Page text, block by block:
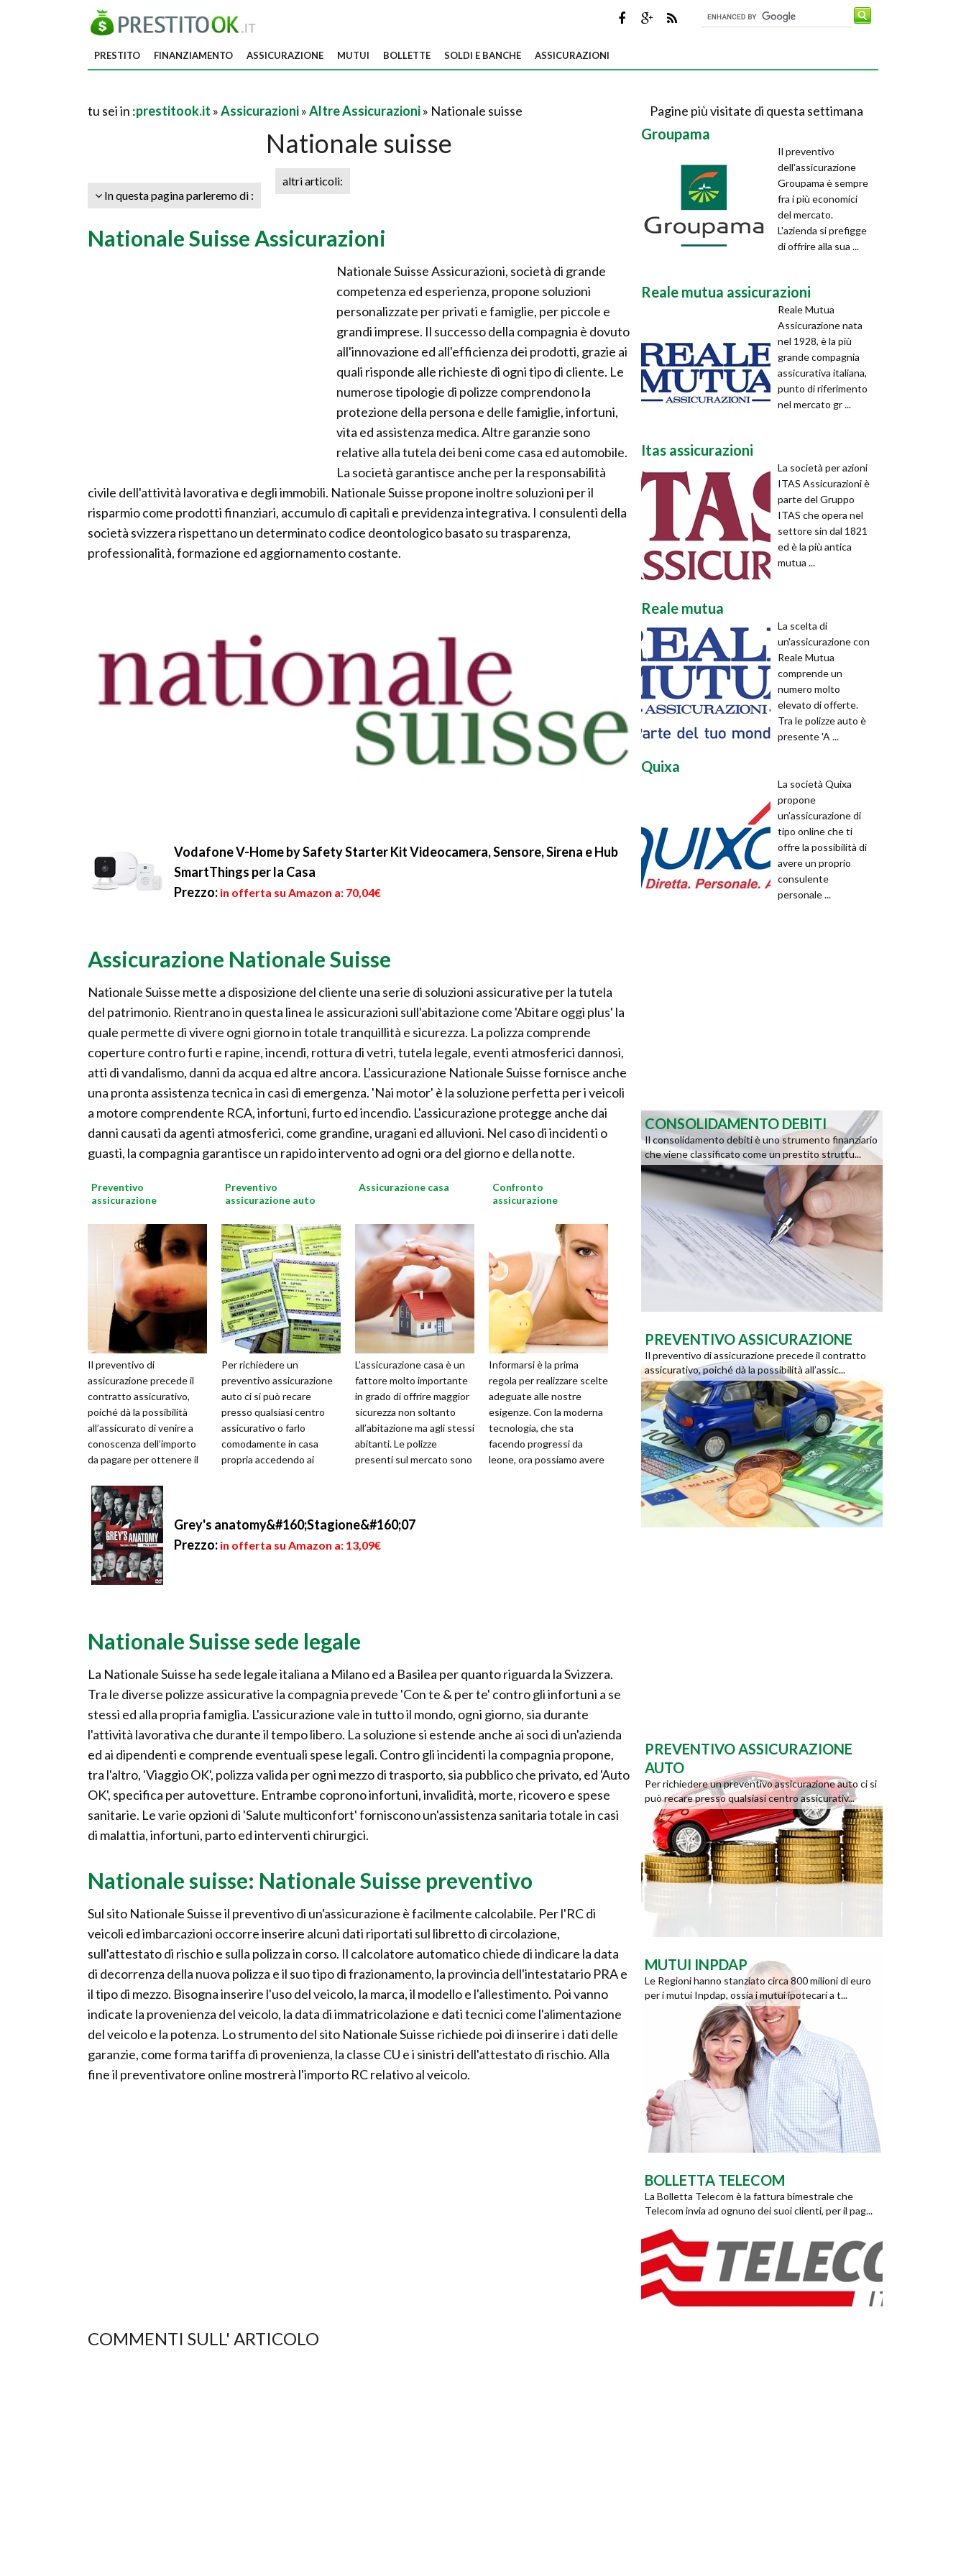
PRESTITO FINANZIAMENTO ASSICURAZIONE MUTUI BOLLETTE SOLDI E BANCHE ASSICURAZIONI
tu sei in :prestitook.it »Assicurazioni»Altre Assicurazioni» Nationale suisse
Nationale suisse
In questa pagina parleremo di :
altri articoli:
Nationale Suisse Assicurazioni
Nationale Suisse Assicurazioni, società di grande
competenza ed esperienza, propone soluzioni
personalizzate per privati e famiglie, per piccole e
grandi imprese. Il successo della compagnia è dovuto
all'innovazione ed all'efficienza dei prodotti, grazie ai
quali risponde alle richieste di ogni tipo di cliente. Le
numerose tipologie di polizze comprendono la
protezione della persona e delle famiglie, infortuni,
vita ed assistenza medica. Altre garanzie sono
relative alla tutela dei beni come casa ed automobile.
La società garantisce anche per la responsabilità
civile dell'attività lavorativa e degli immobili. Nationale Suisse propone inoltre soluzioni per il
risparmio come prodotti finanziari, accumulo di capitali e previdenza integrativa. I consulenti della
società svizzera rispettano un determinato codice deontologico basato su trasparenza,
professionalità, formazione ed aggiornamento costante.
Vodafone V-Home by Safety Starter Kit Videocamera, Sensore, Sirena e Hub
SmartThings per la Casa
Prezzo: in offerta su Amazon a: 70,04€
Assicurazione Nationale Suisse
Nationale Suisse mette a disposizione del cliente una serie di soluzioni assicurative per la tutela
del patrimonio. Rientrano in questa linea le assicurazioni sull'abitazione come 'Abitare oggi plus' la
quale permette di vivere ogni giorno in totale tranquillità e sicurezza. La polizza comprende
coperture contro furti e rapine, incendi, rottura di vetri, tutela legale, eventi atmosferici dannosi,
atti di vandalismo, danni da acqua ed altre ancora. L'assicurazione Nationale Suisse fornisce anche
una pronta assistenza tecnica in casi di emergenza. 'Nai motor' è la soluzione perfetta per i veicoli
a motore comprendente RCA, infortuni, furto ed incendio. L'assicurazione protegge anche dai
danni causati da agenti atmosferici, come grandine, uragani ed alluvioni. Nel caso di incidenti o
guasti, la compagnia garantisce un rapido intervento ad ogni ora del giorno e della notte.
Preventivo
assicurazione
Il preventivo di
assicurazione precede il
contratto assicurativo,
poiché dà la possibilità
all’assicurato di venire a
conoscenza dell’importo
da pagare per ottenere il
richiesto....
Preventivo
assicurazione auto
Per richiedere un
preventivo assicurazione
auto ci si può recare
presso qualsiasi centro
assicurativo o farlo
comodamente in casa
propria accedendo ai
Assicurazione casa
L’assicurazione casa è un
fattore molto importante
in grado di offrire maggior
sicurezza non soltanto
all’abitazione ma agli stessi
abitanti. Le polizze
presenti sul mercato sono
Confronto
assicurazione
Informarsi è la prima
regola per realizzare scelte
adeguate alle nostre
esigenze. Con la moderna
tecnologia, che sta
facendo progressi da
leone, ora possiamo avere
Grey's anatomy&#160;Stagione&#160;07
Prezzo: in offerta su Amazon a: 13,09€
Nationale Suisse sede legale
La Nationale Suisse ha sede legale italiana a Milano ed a Basilea per quanto riguarda la Svizzera.
Tra le diverse polizze assicurative la compagnia prevede 'Con te & per te' contro gli infortuni a se
stessi ed alla propria famiglia. L'assicurazione vale in tutto il mondo, ogni giorno, sia durante
l'attività lavorativa che durante il tempo libero. La soluzione si estende anche ai soci di un'azienda
ed ai dipendenti e comprende eventuali spese legali. Contro gli incidenti la compagnia propone,
tra l'altro, 'Viaggio OK', polizza valida per ogni mezzo di trasporto, sia pubblico che privato, ed 'Auto
OK', specifica per autovetture. Entrambe coprono infortuni, invalidità, morte, ricovero e spese
sanitarie. Le varie opzioni di 'Salute multiconfort' forniscono un'assistenza sanitaria totale in casi
di malattia, infortuni, parto ed interventi chirurgici.
Nationale suisse: Nationale Suisse preventivo
Sul sito Nationale Suisse il preventivo di un'assicurazione è facilmente calcolabile. Per l'RC di
veicoli ed imbarcazioni occorre inserire alcuni dati riportati sul libretto di circolazione,
sull'attestato di rischio e sulla polizza in corso. Il calcolatore automatico chiede di indicare la data
di decorrenza della nuova polizza e il suo tipo di frazionamento, la provincia dell'intestatario PRA e
il tipo di mezzo. Bisogna inserire l'uso del veicolo, la marca, il modello e l'allestimento. Poi vanno
indicate la provenienza del veicolo, la data di immatricolazione e dati tecnici come l'alimentazione
del veicolo e la potenza. Lo strumento del sito Nationale Suisse richiede poi di inserire i dati delle
garanzie, come forma tariffa di provenienza, la classe CU e i sinistri dell'attestato di rischio. Alla
fine il preventivatore online mostrerà l'importo RC relativo al veicolo.
COMMENTI SULL' ARTICOLO
Pagine più visitate di questa settimana
Groupama
Il preventivo
dell'assicurazione
Groupama è sempre
fra i più economici
del mercato.
L'azienda si prefigge
di offrire alla sua ...
Reale mutua assicurazioni
Reale Mutua
Assicurazione nata
nel 1928, è la più
grande compagnia
assicurativa italiana,
punto di riferimento
nel mercato gr ...
Itas assicurazioni
La società per azioni
ITAS Assicurazioni è
parte del Gruppo
ITAS che opera nel
settore sin dal 1821
ed è la più antica
mutua ...
Reale mutua
La scelta di
un'assicurazione con
Reale Mutua
comprende un
numero molto
elevato di offerte.
Tra le polizze auto è
presente 'A ...
Quixa
La società Quixa
propone
un’assicurazione di
tipo online che ti
offre la possibilità di
avere un proprio
consulente
personale ...
CONSOLIDAMENTO DEBITI
Il consolidamento debiti è uno strumento finanziario
che viene classificato come un prestito struttu...
PREVENTIVO ASSICURAZIONE
Il preventivo di assicurazione precede il contratto
assicurativo, poiché dà la possibilità all’assic...
PREVENTIVO ASSICURAZIONE
AUTO
Per richiedere un preventivo assicurazione auto ci si
può recare presso qualsiasi centro assicurativ...
MUTUI INPDAP
Le Regioni hanno stanziato circa 800 milioni di euro
per i mutui Inpdap, ossia i mutui ipotecari a t...
BOLLETTA TELECOM
La Bolletta Telecom è la fattura bimestrale che
Telecom invia ad ognuno dei suoi clienti, per il pag...